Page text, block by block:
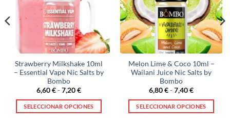
Strawberry Milkshake 10ml
– Essential Vape Nic Salts by
Bombo
6,60€-7,20€Rango
precios:
desde
SELECCIONAR OPCIONES
Melon Lime & Coco 10ml –
Wailani Juice Nic Salts by
Bombo
6,80€-7,40€Rango
precios:
desde
SELECCIONAR OPCIONES